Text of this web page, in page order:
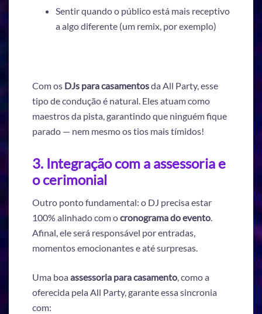
Sentir quando o público está mais receptivo
a algo diferente (um remix, por exemplo)
Com os DJs para casamentosda All Party, esse
tipo de condução é natural. Eles atuam como
maestros da pista, garantindo que ninguém fique
parado — nem mesmo os tios mais tímidos!
3. Integração com a assessoria e
o cerimonial
Outro ponto fundamental: o DJ precisa estar
100% alinhado com ocronograma do evento.
Afinal, ele será responsável por entradas,
momentos emocionantes e até surpresas.
Uma boaassessoria para casamento, como a
oferecida pela All Party, garante essa sincronia
com: